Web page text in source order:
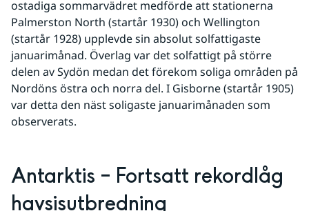
ostadiga sommarvädret medförde att stationerna
Palmerston North (startår 1930) och Wellington
(startår 1928) upplevde sin absolut solfattigaste
januarimånad. Överlag var det solfattigt på större
delen av Sydön medan det förekom soliga områden på
Nordöns östra och norra del. I Gisborne (startår 1905)
var detta den näst soligaste januarimånaden som
observerats.
Antarktis – Fortsatt rekordlåg
havsisutbredning